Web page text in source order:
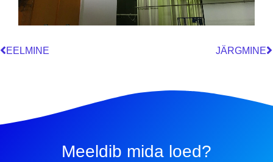
EELMINE JÄRGMINE
Meeldib mida loed?